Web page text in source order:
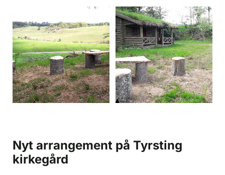
Nyt arrangement på Tyrsting
kirkegård